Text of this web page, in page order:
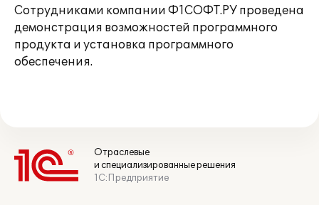
Сотрудниками компании Ф1СОФТ.РУ проведена
демонстрация возможностей программного
продукта и установка программного
обеспечения.
Отраслевые
и специализированные решения
1С:Предприятие